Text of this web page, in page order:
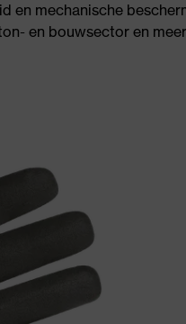
en mechanische
en bouwsector en